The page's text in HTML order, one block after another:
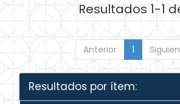
Resultados 1-1
Anterior 1
Resultados por ítem: